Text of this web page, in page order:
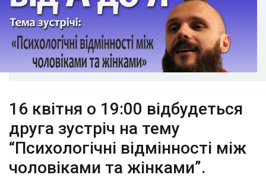
16 квітня о 19:00 відбудеться
друга зустріч на тему
“Психологічні відмінності між
чоловіками та жінками”.